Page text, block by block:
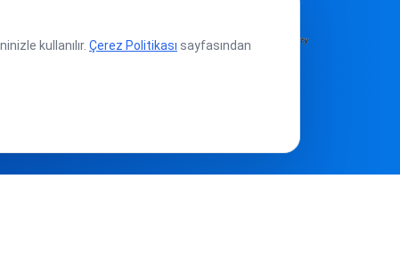
kullanılır. Çerez Politikası sayfasından